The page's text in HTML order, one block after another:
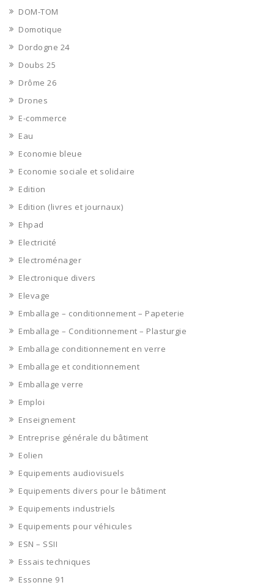
DOM-TOM
Domotique
Dordogne 24
Doubs 25
Drôme 26
Drones
E-commerce
Eau
Economie bleue
Economie sociale et solidaire
Edition
Edition (livres et journaux)
Ehpad
Electricité
Electroménager
Electronique divers
Elevage
Emballage – conditionnement – Papeterie
Emballage – Conditionnement – Plasturgie
Emballage conditionnement en verre
Emballage et conditionnement
Emballage verre
Emploi
Enseignement
Entreprise générale du bâtiment
Eolien
Equipements audiovisuels
Equipements divers pour le bâtiment
Equipements industriels
Equipements pour véhicules
ESN – SSII
Essais techniques
Essonne 91